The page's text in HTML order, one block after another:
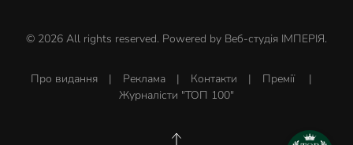
© 2026 All rights reserved. Powered by Веб-студія ІМПЕРІЯ.
Про видання| Реклама| Контакти | Премії|
Журналісти "ТОП 100"